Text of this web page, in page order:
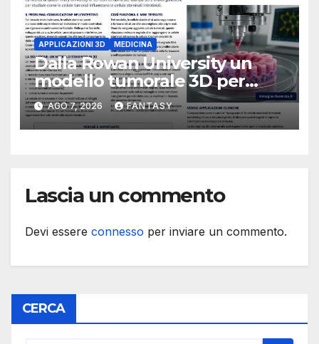
APPLICAZIONI 3D MEDICINA
Dalla Rowan University un
modello tumorale 3D per
studiare il dialogo tra cancro
e cellule staminali
AGO 7, 2026 FANTASY
Lascia un commento
Devi essere connesso per inviare un commento.
CERCA